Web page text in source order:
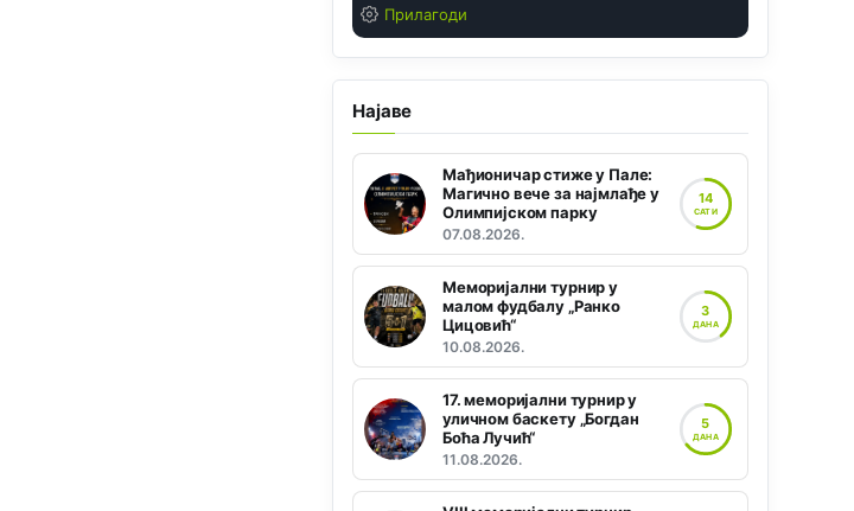
Прилагоди
Најаве
Мађионичар стиже у Пале:
Магично вече за најмлађе у
Олимпијском парку
07.08.2026.
14
САТИ
Меморијални турнир у
малом фудбалу „Ранко
Цицовић“
10.08.2026.
3
ДАНА
17. меморијални турнир у
уличном баскету „Богдан
Боћа Лучић“
11.08.2026.
5
ДАНА